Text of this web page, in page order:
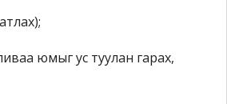
юмыг ус туулан гарах,